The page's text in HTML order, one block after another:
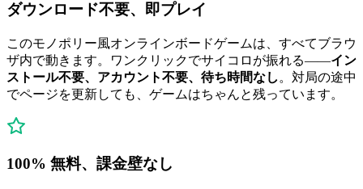
ダウンロード不要、即プレイ
このモノポリー風オンラインボードゲームは、すべてブラウ
ザ内で動きます。ワンクリックでサイコロが振れる——イン
ストール不要、アカウント不要、待ち時間なし 。対局の途中
でページを更新しても、ゲームはちゃんと残っています。
100% 無料、課金壁なし